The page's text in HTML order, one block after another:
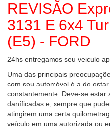
REVISÃO
3131 E 6x4
(E5) - FORD
24hs entregamos seu veiculo
Uma das principais
com seu automóvel é a de
constantemente. Deve-se estar
daníficadas e, sempre que
atingirem uma certa
veículo em uma autorizada ou